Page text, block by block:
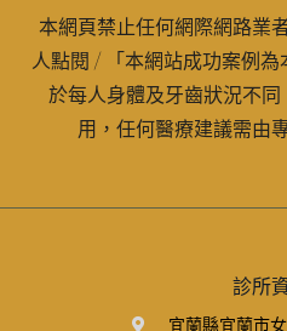
本網頁禁止任何網際網路業
人點閱 / 「本網站成功案例
於每人身體及牙齒狀況不
用，任何醫療建議需由
診所
宜蘭縣宜蘭市